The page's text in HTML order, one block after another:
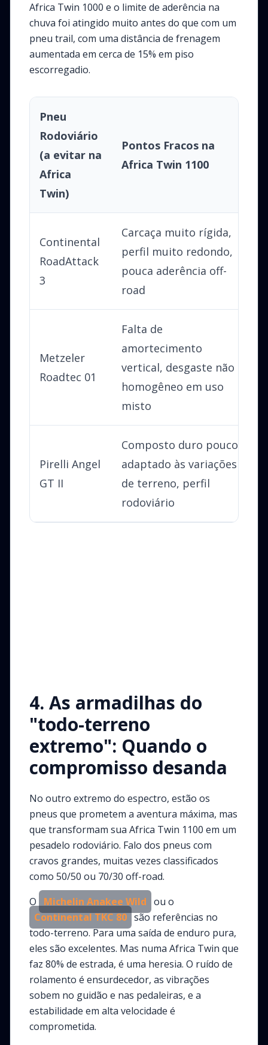
Africa Twin 1000 e o limite de aderência na
chuva foi atingido muito antes do que com um
pneu trail, com uma distância de frenagem
aumentada em cerca de 15% em piso
escorregadio.
Pneu
Rodoviário
(a evitar na
Africa
Twin)
Pontos Fracos na
Africa Twin 1100
Continental
RoadAttack
3
Carcaça muito rígida,
perfil muito redondo,
pouca aderência off-
road
Metzeler
Roadtec 01
Falta de
amortecimento
vertical, desgaste não
homogêneo em uso
misto
Pirelli Angel
GT II
Composto duro pouco
adaptado às variações
de terreno, perfil
rodoviário
4. As armadilhas do
"todo-terreno
extremo": Quando o
compromisso desanda
No outro extremo do espectro, estão os
pneus que prometem a aventura máxima, mas
que transformam sua Africa Twin 1100 em um
pesadelo rodoviário. Falo dos pneus com
cravos grandes, muitas vezes classificados
como 50/50 ou 70/30 off-road.
O
Michelin Anakee Wild ou o
Continental TKC 80 são referências no
todo-terreno. Para uma saída de enduro pura,
eles são excelentes. Mas numa Africa Twin que
faz 80% de estrada, é uma heresia. O ruído de
rolamento é ensurdecedor, as vibrações
sobem no guidão e nas pedaleiras, e a
estabilidade em alta velocidade é
comprometida.